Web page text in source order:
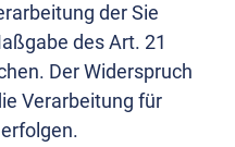
der Sie
des Art. 21
Der Widerspruch
Verarbeitung für